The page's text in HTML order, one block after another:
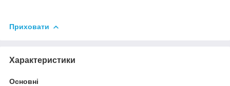
Приховати
Характеристики
Основні